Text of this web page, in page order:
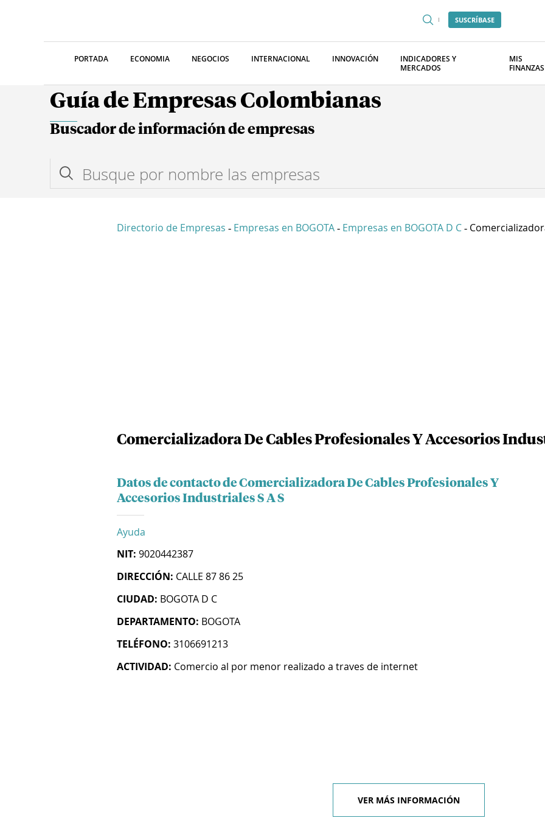
SUSCRÍBASE
PORTADA ECONOMIA NEGOCIOS INTERNACIONAL INNOVACIÓN
INDICADORES Y
MERCADOS
MIS
FINANZAS
Guía de Empresas Colombianas
Buscador de información de empresas
Directorio de Empresas - Empresas en BOGOTA - Empresas en BOGOTA D C -
Comercializadora De Cables Profesionales Y Accesorios
Datos de contacto de Comercializadora De Cables Profesionales Y
Accesorios Industriales S A S
Ayuda
NIT: 9020442387
DIRECCIÓN: CALLE 87 86 25
CIUDAD: BOGOTA D C
DEPARTAMENTO: BOGOTA
TELÉFONO: 3106691213
ACTIVIDAD: Comercio al por menor realizado a traves de internet
VER MÁS INFORMACIÓN